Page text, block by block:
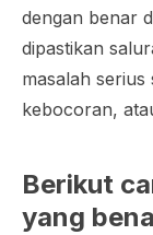
dengan benar
dipastikan
masalah
kebocoran,
Berikut
yang